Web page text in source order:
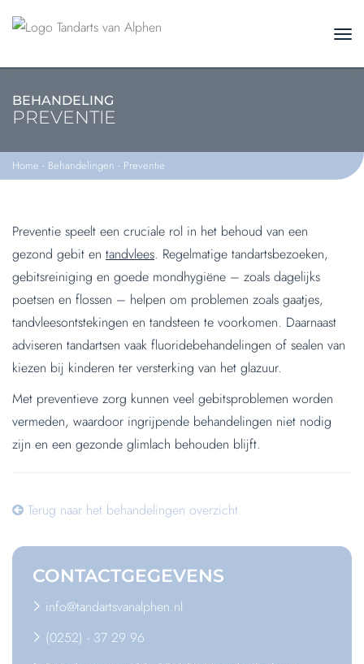
BEHANDELING
PREVENTIE
Home - Behandelingen - Preventie
Preventie speelt een cruciale rol in het behoud van een
gezond gebit en tandvlees. Regelmatige tandartsbezoeken,
gebitsreiniging en goede mondhygiëne – zoals dagelijks
poetsen en flossen – helpen om problemen zoals gaatjes,
tandvleesontstekingen en tandsteen te voorkomen. Daarnaast
adviseren tandartsen vaak fluoridebehandelingen of sealen van
kiezen bij kinderen ter versterking van het glazuur.
Met preventieve zorg kunnen veel gebitsproblemen worden
vermeden, waardoor ingrijpende behandelingen niet nodig
zijn en een gezonde glimlach behouden blijft.
Terug naar het behandelingen overzicht
CONTACTGEGEVENS
info@tandartsvanalphen.nl
(0252) - 37 29 96